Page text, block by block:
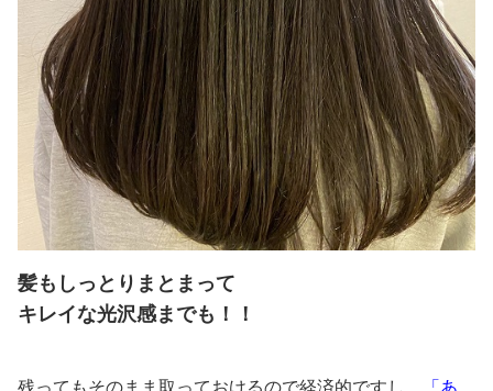
髪もしっとりまとまって
キレイな光沢感までも！！
残ってもそのまま取っておけるので経済的ですし、
「あ、